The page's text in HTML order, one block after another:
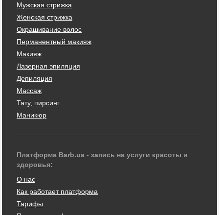
Мужская стрижка
Женская стрижка
Окрашивание волос
Перманентный макияж
Макияж
Лазерная эпиляция
Депиляция
Массаж
Тату, пирсинг
Маникюр
Платформа Barb.ua - запись на услуги красоты и
здоровья:
О нас
Как работает платформа
Тарифы